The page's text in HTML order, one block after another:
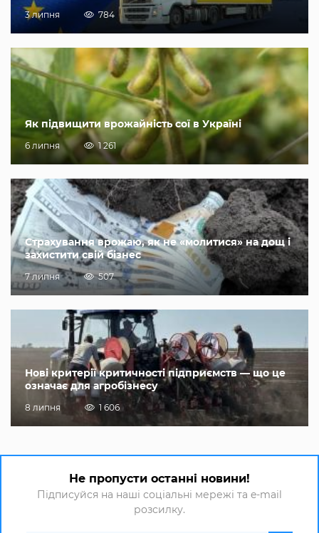
3 липня 784
Як підвищити врожайність сої в Україні
6 липня 1 261
Страхування врожаю, як не «молитися» на дощ і
захистити свій бізнес
7 липня 507
Нові критерії критичності підприємств — що це
означає для агробізнесу
8 липня 1 606
Не пропусти останні новини!
Підписуйся на наші соціальні мережі та e-mail
розсилку.